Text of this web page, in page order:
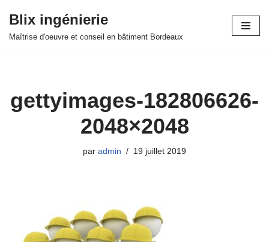
Aller
Blix ingénierie
Maîtrise d'oeuvre et conseil en bâtiment Bordeaux
gettyimages-182806626-
2048×2048
par admin 19 juillet 2019